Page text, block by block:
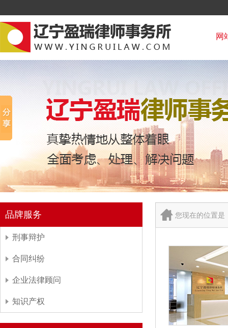
网
品牌服务
刑事辩护
合同纠纷
企业法律顾问
知识产权
您现在的位置是